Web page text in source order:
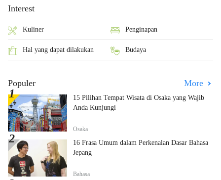
Interest
Kuliner Penginapan
Hal yang dapat dilakukan Budaya
Populer More
15 Pilihan Tempat Wisata di Osaka yang Wajib
Anda Kunjungi
Osaka
16 Frasa Umum dalam Perkenalan Dasar Bahasa
Jepang
Bahasa